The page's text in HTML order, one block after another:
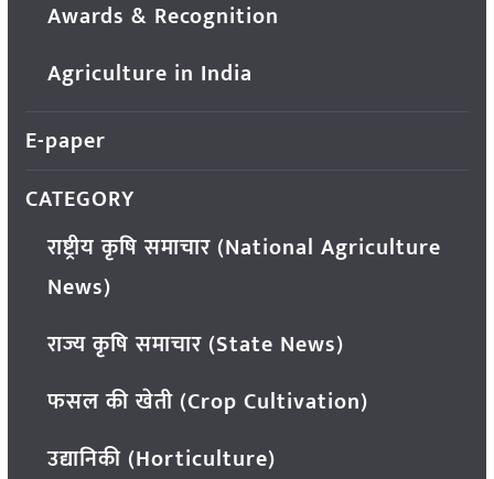
Awards & Recognition
Agriculture in India
E-paper
CATEGORY
राष्ट्रीय कृषि समाचार (National Agriculture
News)
राज्य कृषि समाचार (State News)
फसल की खेती (Crop Cultivation)
उद्यानिकी (Horticulture)